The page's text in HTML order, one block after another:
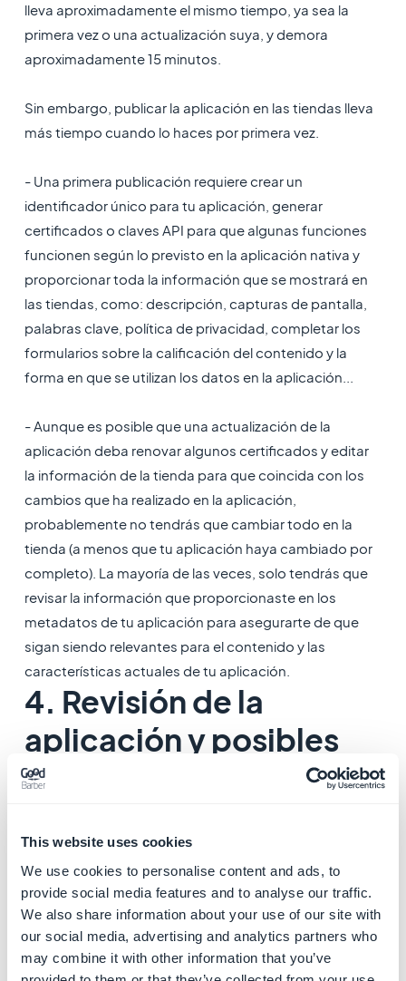
This website uses cookies
We use cookies to personalise content and ads, to
provide social media features and to analyse our traffic.
We also share information about your use of our site with
our social media, advertising and analytics partners who
may combine it with other information that you’ve
lleva aproximadamente el mismo tiempo, ya sea la
primera vez o una actualización suya, y demora
aproximadamente 15 minutos.
Sin embargo, publicar la aplicación en las tiendas lleva
más tiempo cuando lo haces por primera vez.
- Una primera publicación requiere crear un
identificador único para tu aplicación, generar
certificados o claves API para que algunas funciones
funcionen según lo previsto en la aplicación nativa y
proporcionar toda la información que se mostrará en
las tiendas, como: descripción, capturas de pantalla,
palabras clave, política de privacidad, completar los
formularios sobre la calificación del contenido y la
forma en que se utilizan los datos en la aplicación...
- Aunque es posible que una actualización de la
aplicación deba renovar algunos certificados y editar
la información de la tienda para que coincida con los
cambios que ha realizado en la aplicación,
probablemente no tendrás que cambiar todo en la
tienda (a menos que tu aplicación haya cambiado por
completo). La mayoría de las veces, solo tendrás que
revisar la información que proporcionaste en los
metadatos de tu aplicación para asegurarte de que
sigan siendo relevantes para el contenido y las
características actuales de tu aplicación.
4. Revisión de la
aplicación y posibles
rechazos por parte del
las tiendas
Tanto App Store Connect como Google Play anuncian
quela revisión de la aplicación puede demorar hasta
7 días.